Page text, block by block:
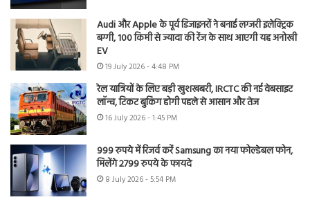
Audi और Apple के पूर्व डिजाइनरों ने बनाई लग्जरी इलेक्ट्रिक
बग्गी, 100 किमी से ज्यादा की रेंज के साथ आएगी यह अनोखी
EV
19 July 2026 - 4:48 PM
रेल यात्रियों के लिए बड़ी खुशखबरी, IRCTC की नई वेबसाइट
लॉन्च, टिकट बुकिंग होगी पहले से आसान और तेज
16 July 2026 - 1:45 PM
999 रुपये में रिजर्व करें Samsung का नया फोल्डेबल फोन,
मिलेंगे 2799 रुपये के फायदे
8 July 2026 - 5:54 PM